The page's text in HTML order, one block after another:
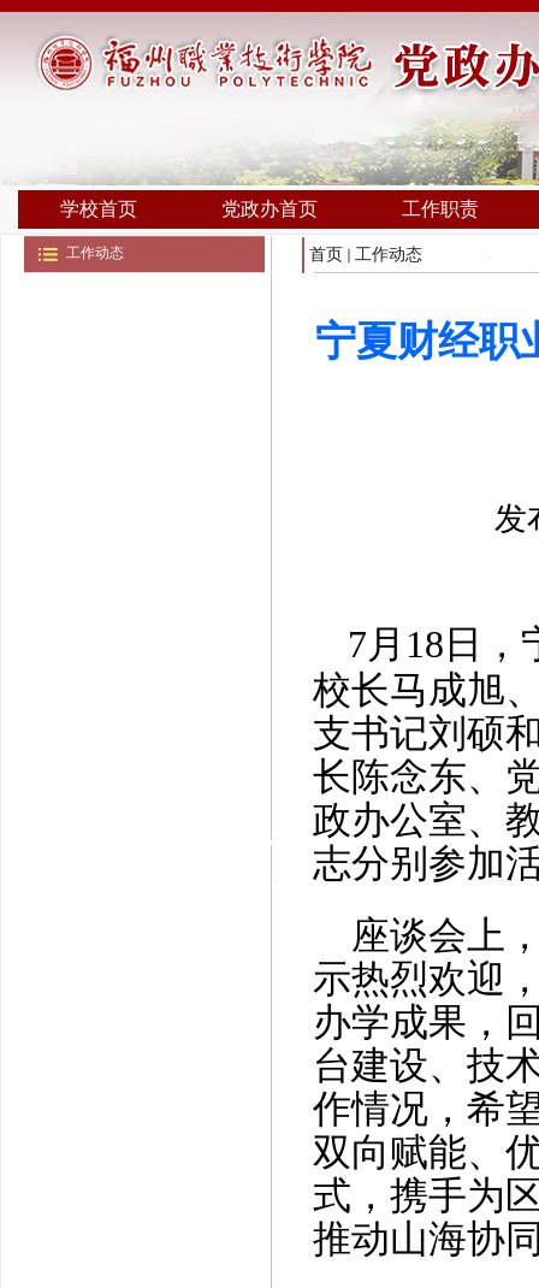
学校首页 党政办首页 工作职责
工作动态 首页 工作动态
宁夏财经职
发
7月18日
校长马成旭
支书记刘硕
长陈念东、
政办公室、
志分别参加
座谈会上
示热烈欢迎
办学成果，
台建设、技
作情况，希
双向赋能、
式，携手为
推动山海协